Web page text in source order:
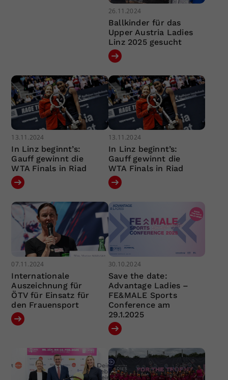
26.11.2024
Ballkinder für das
Upper Austria Ladies
Linz 2025 gesucht
13.11.2024
In Linz beginnt’s:
Gauff gewinnt die
WTA Finals in Riad
13.11.2024
In Linz beginnt’s:
Gauff gewinnt die
WTA Finals in Riad
07.11.2024
Internationale
Auszeichnung für
ÖTV für Einsatz für
den Frauensport
30.10.2024
Save the date:
Advantage Ladies –
FE&MALE Sports
Conference am
29.1.2025